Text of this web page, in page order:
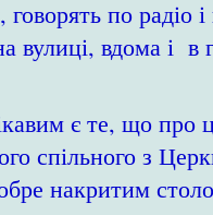
говорять по радіо
вулиці, вдома і в
є те, що про це
спільного з
накритим